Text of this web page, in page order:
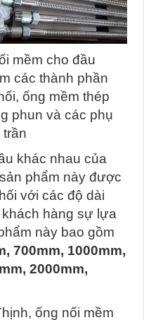
mềm cho đầu
các thành phần
ống mềm thép
phun và các phụ
khác nhau của
phẩm này được
với các độ dài
hàng sự lựa
này bao gồm
700mm, 1000mm,
2000mm,
ống nối mềm